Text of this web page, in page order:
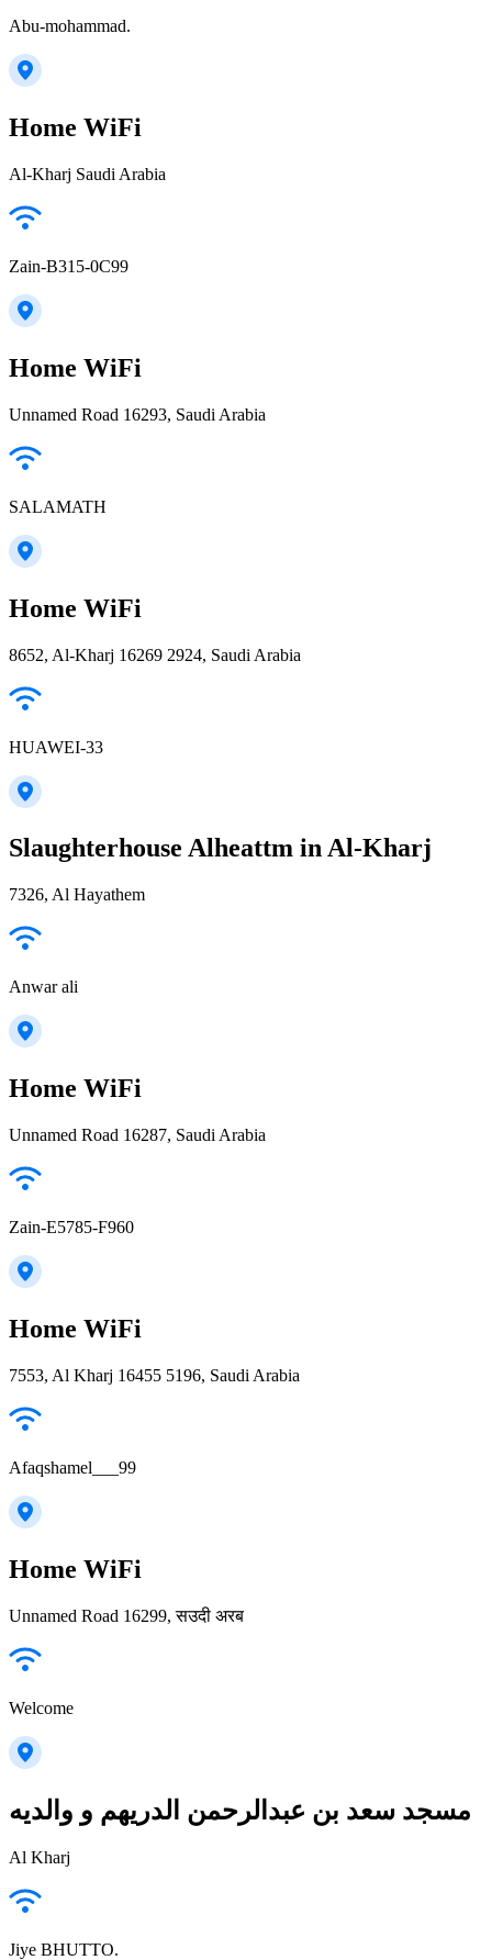
Abu-mohammad.
Home WiFi
Al-Kharj Saudi Arabia
Zain-B315-0C99
Home WiFi
Unnamed Road 16293, Saudi Arabia
SALAMATH
Home WiFi
8652, Al-Kharj 16269 2924, Saudi Arabia
HUAWEI-33
Slaughterhouse Alheattm in Al-Kharj
7326, Al Hayathem
Anwar ali
Home WiFi
Unnamed Road 16287, Saudi Arabia
Zain-E5785-F960
Home WiFi
7553, Al Kharj 16455 5196, Saudi Arabia
Afaqshamel___99
Home WiFi
Unnamed Road 16299, सउदी अरब
Welcome
مسجد سعد بن عبدالرحمن الدريهم و والديه
Al Kharj
Jiye BHUTTO.